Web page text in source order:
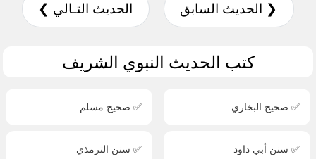
❮ الحديث السابق الحديث التـالي ❯
كتب الحديث النبوي الشريف
✅ صحيح البخاري ✅ صحيح مسلم
✅ سنن أبي داود ✅ سنن الترمذي